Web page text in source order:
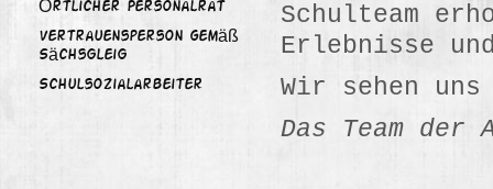
Örtlicher Personalrat
Vertrauensperson gemäß
SächsGleiG
Schulsozialarbeiter
Schulteam
Erlebnisse
Wir sehen
Das Team der